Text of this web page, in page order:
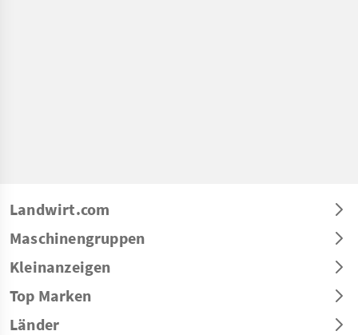
Landwirt.com
Maschinengruppen
Kleinanzeigen
Top Marken
Länder